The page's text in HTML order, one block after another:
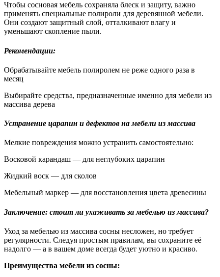
Чтобы сосновая мебель сохраняла блеск и защиту, важно
применять специальные полироли для деревянной мебели.
Они создают защитный слой, отталкивают влагу и
уменьшают скопление пыли.
Рекомендации:
Обрабатывайте мебель полиролем не реже одного раза в
месяц
Выбирайте средства, предназначенные именно для мебели из
массива дерева
Устранение царапин и дефектов на мебели из массива
Мелкие повреждения можно устранить самостоятельно:
Восковой карандаш — для неглубоких царапин
Жидкий воск — для сколов
Мебельный маркер — для восстановления цвета древесины
Заключение: стоит ли ухаживать за мебелью из массива?
Уход за мебелью из массива сосны несложен, но требует
регулярности. Следуя простым правилам, вы сохраните её
надолго — а в вашем доме всегда будет уютно и красиво.
Преимущества мебели из сосны: